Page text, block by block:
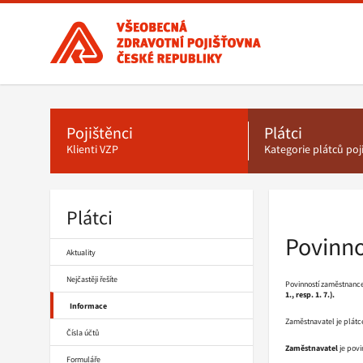
Všeobecná
zdravotní
pojišťovna
ČR,
hlavní
stránka
Pojištěnci
Klienti VZP
Plátci
Kategorie plátců
Plátci
Aktuality
Nejčastěji řešíte
Informace
Čísla účtů
Formuláře
Povinností
1., resp. 1. 7.).
Zaměstnavatel je
Zaměstnavatelje